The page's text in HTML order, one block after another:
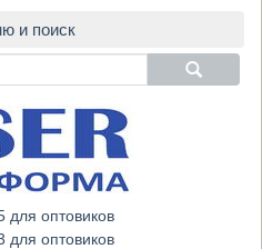
для оптовиков
для оптовиков